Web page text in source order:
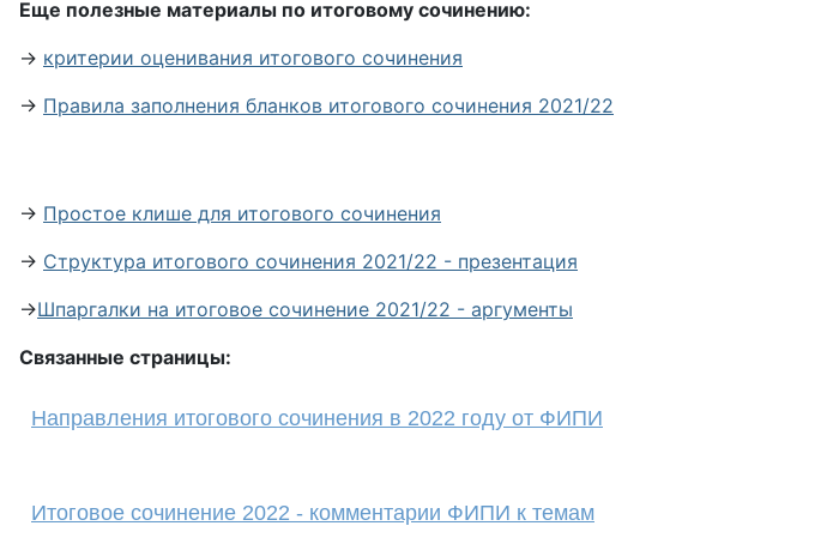
Еще полезные материалы по итоговому сочинению:
→ критерии оценивания итогового сочинения
→ Правила заполнения бланков итогового сочинения 2021/22
→ Простое клише для итогового сочинения
→ Структура итогового сочинения 2021/22 - презентация
→Шпаргалки на итоговое сочинение 2021/22 - аргументы
Связанные страницы:
Направления итогового сочинения в 2022 году от ФИПИ
Итоговое сочинение 2022 - комментарии ФИПИ к темам